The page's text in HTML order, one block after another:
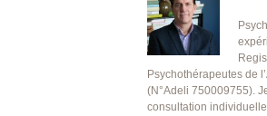
Psychothérapeutes de
(N°Adeli 750009755).
consultation